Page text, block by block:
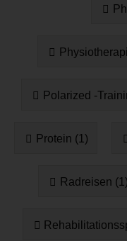
Polarized -
Protein (1)
Radreisen (1)